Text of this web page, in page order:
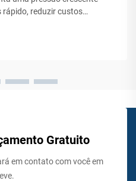
rápido, reduzir custos
Gratuito
em contato com você em